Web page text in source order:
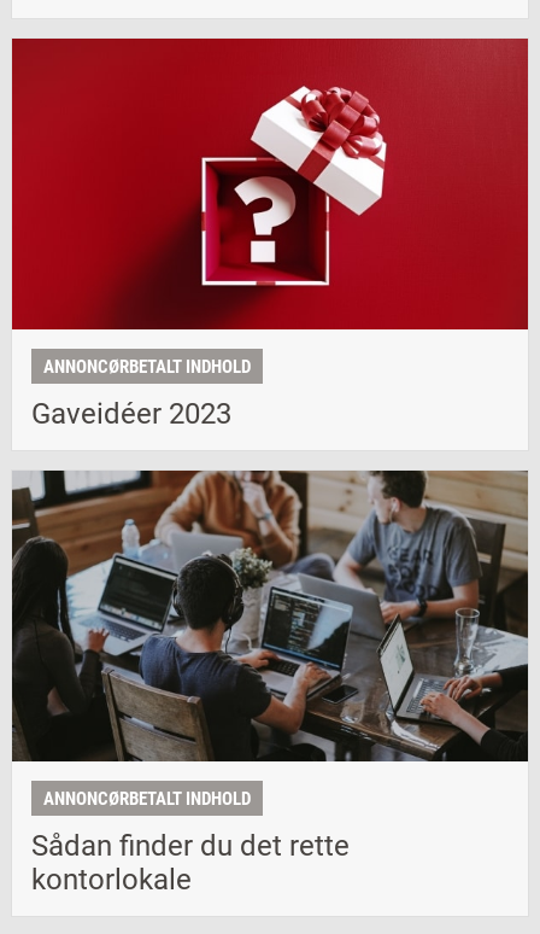
ANNONCØRBETALT INDHOLD
Gaveidéer 2023
ANNONCØRBETALT INDHOLD
Sådan finder du det rette
kontorlokale